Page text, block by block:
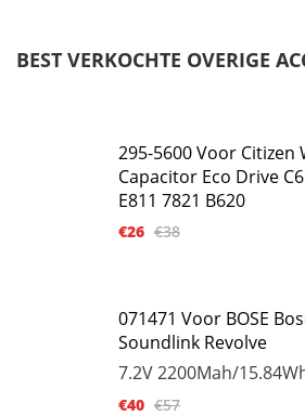
BEST VERKOCHTE OVERIGE
295-5600 Voor Citizen
Capacitor Eco Drive
E811 7821 B620
€26 €38
071471 Voor BOSE
Soundlink Revolve
7.2V2200Mah/
€40 €57